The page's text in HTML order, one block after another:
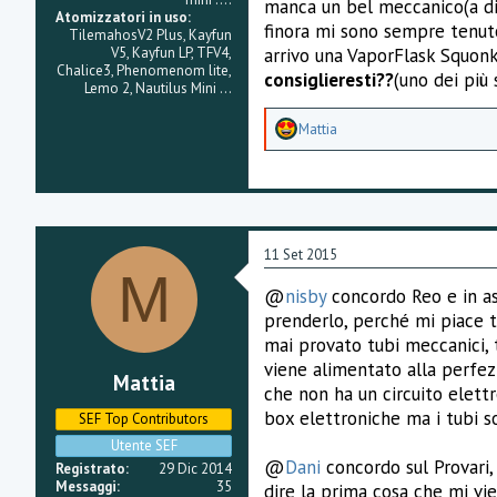
Atomizzatori in uso
TilemahosV2 Plus, Kayfun
V5, Kayfun LP, TFV4,
Chalice3, Phenomenom lite,
Lemo 2, Nautilus Mini ...
Da sinistra verso destra:
1) Le Magister by Vaponaute -
2) BF-99 by NoName -> MCS
3) Sat22 by Satburn -> MCS
4) Nextgen by VapeWare
7 Subtank Mini by Kangertech
manca un bel meccanico(a
finora mi sono sempre
arrivo una VaporFlask
consiglieresti??(uno dei più
A
e
z
a
m
e
n
t
i
Mattia
M
Mattia
SEF Top Contributors
Utente SEF
Registrato
29 Dic 2014
Messaggi
35
11 Set 2015
@nisbyconcordo Reo e in
prenderlo, perché mi piace
mai provato tubi
viene alimentato alla
che non ha un circuito
box elettroniche ma i tubi
@Dani concordo sul
dire la prima cosa che mi